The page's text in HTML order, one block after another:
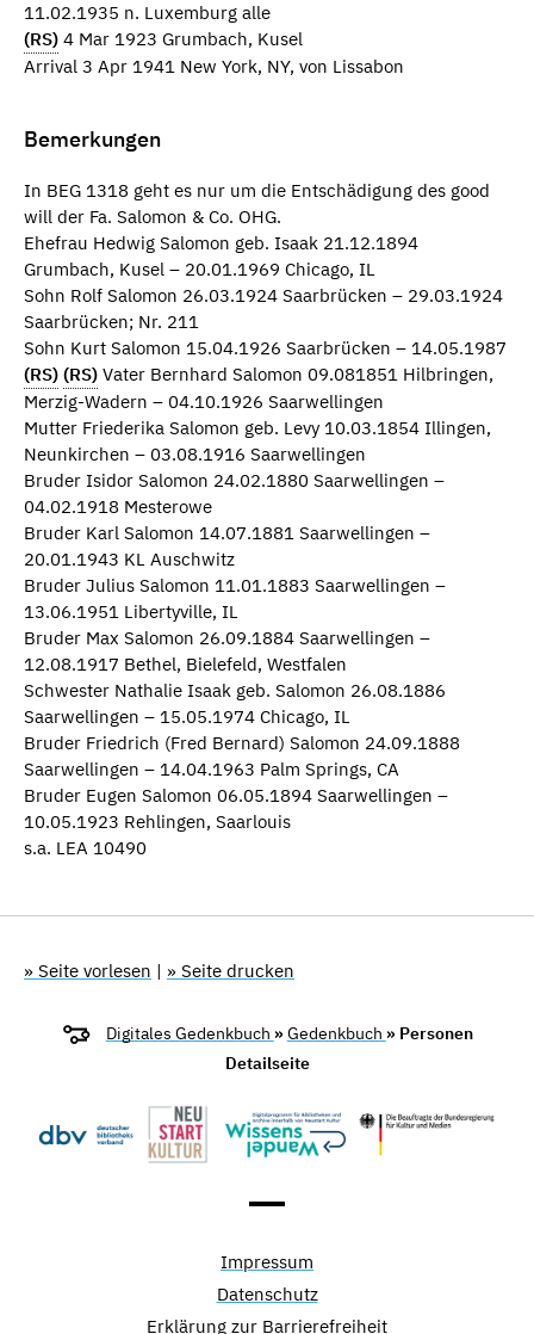
11.02.1935 n. Luxemburg alle
(RS) 4 Mar 1923 Grumbach, Kusel
Arrival 3 Apr 1941 New York, NY, von Lissabon
Bemerkungen
In BEG 1318 geht es nur um die Entschädigung des good
will der Fa. Salomon & Co. OHG.
Ehefrau Hedwig Salomon geb. Isaak 21.12.1894
Grumbach, Kusel – 20.01.1969 Chicago, IL
Sohn Rolf Salomon 26.03.1924 Saarbrücken – 29.03.1924
Saarbrücken; Nr. 211
Sohn Kurt Salomon 15.04.1926 Saarbrücken – 14.05.1987
(RS) (RS) Vater Bernhard Salomon 09.081851 Hilbringen,
Merzig-Wadern – 04.10.1926 Saarwellingen
Mutter Friederika Salomon geb. Levy 10.03.1854 Illingen,
Neunkirchen – 03.08.1916 Saarwellingen
Bruder Isidor Salomon 24.02.1880 Saarwellingen –
04.02.1918 Mesterowe
Bruder Karl Salomon 14.07.1881 Saarwellingen –
20.01.1943 KL Auschwitz
Bruder Julius Salomon 11.01.1883 Saarwellingen –
13.06.1951 Libertyville, IL
Bruder Max Salomon 26.09.1884 Saarwellingen –
12.08.1917 Bethel, Bielefeld, Westfalen
Schwester Nathalie Isaak geb. Salomon 26.08.1886
Saarwellingen – 15.05.1974 Chicago, IL
Bruder Friedrich (Fred Bernard) Salomon 24.09.1888
Saarwellingen – 14.04.1963 Palm Springs, CA
Bruder Eugen Salomon 06.05.1894 Saarwellingen –
10.05.1923 Rehlingen, Saarlouis
s.a. LEA 10490
» Seite vorlesen | » Seite drucken
Digitales Gedenkbuch »Gedenkbuch » Personen
Detailseite
Impressum
Datenschutz
Erklärung zur Barrierefreiheit